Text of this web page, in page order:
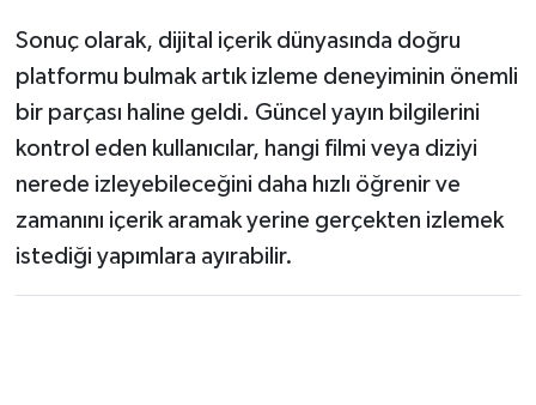
Sonuç olarak, dijital içerik dünyasında doğru
platformu bulmak artık izleme deneyiminin önemli
bir parçası haline geldi. Güncel yayın bilgilerini
kontrol eden kullanıcılar, hangi filmi veya diziyi
nerede izleyebileceğini daha hızlı öğrenir ve
zamanını içerik aramak yerine gerçekten izlemek
istediği yapımlara ayırabilir.